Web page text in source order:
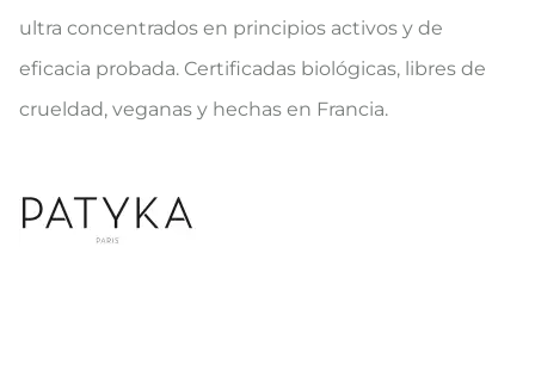
ultra concentrados en principios activos y de
eficacia probada. Certificadas biológicas, libres de
crueldad, veganas y hechas en Francia.